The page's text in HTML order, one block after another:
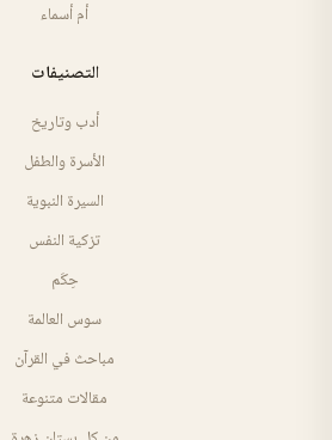
أم أسماء
التصنيفات
أدب وتاريخ
الأسرة والطفل
السيرة النبوية
تزكية النفس
حِكَم
سوس العالمة
مباحث في القرآن
مقالات متنوعة